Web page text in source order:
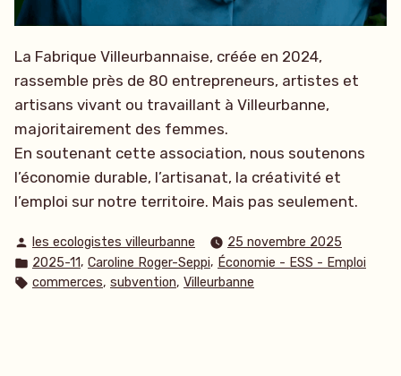
La Fabrique Villeurbannaise, créée en 2024,
rassemble près de 80 entrepreneurs, artistes et
artisans vivant ou travaillant à Villeurbanne,
majoritairement des femmes.
En soutenant cette association, nous soutenons
l’économie durable, l’artisanat, la créativité et
l’emploi sur notre territoire. Mais pas seulement.
Publié
par
les ecologistes villeurbanne
25 novembre 2025
Publié
dans
2025-11, Caroline Roger-Seppi, Économie - ESS - Emploi
Étiquettes :
commerces, subvention, Villeurbanne